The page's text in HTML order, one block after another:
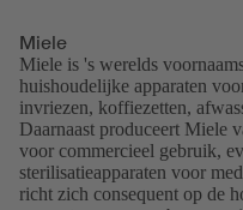
Miele
Miele is 's werelds
huishoudelijke apparaten
invriezen, koffiezetten,
Daarnaast produceert Miele
voor commercieel gebruik,
sterilisatieapparaten voor
richt zich consequent op de